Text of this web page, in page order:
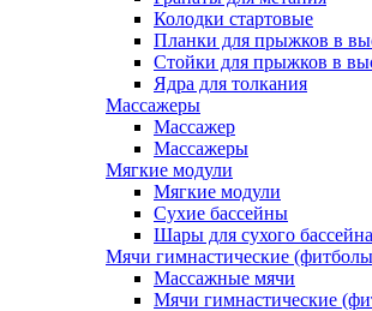
Колодки стартовые
Планки для прыжков в
Стойки для прыжков в
Ядра для толкания
Массажеры
Массажер
Массажеры
Мягкие модули
Мягкие модули
Сухие бассейны
Шары для сухого бассейна
Мячи гимнастические
Массажные мячи
Мячи гимнастические